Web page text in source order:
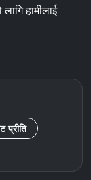
हामीलाई
प्रीति